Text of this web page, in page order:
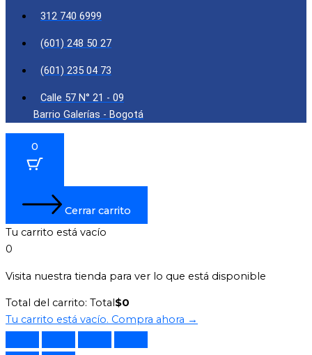
312 740 6999
(601) 248 50 27
(601) 235 04 73
Calle 57 N° 21 - 09
Barrio Galerías - Bogotá
0
Cerrar carrito
Tu carrito está vacío
0
Visita nuestra tienda para ver lo que está disponible
Total del carrito: Total$0
Tu carrito está vacío. Compra ahora →